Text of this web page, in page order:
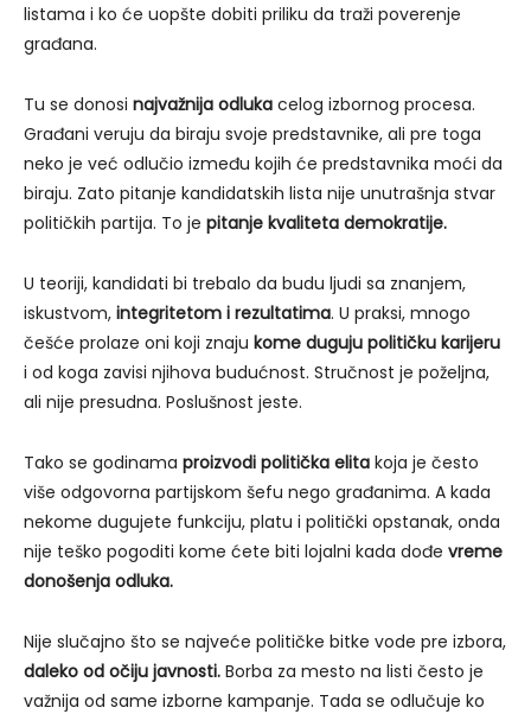
listama i ko će uopšte dobiti priliku da traži poverenje
građana.
Tu se donosi najvažnija odluka celog izbornog procesa.
Građani veruju da biraju svoje predstavnike, ali pre toga
neko je već odlučio između kojih će predstavnika moći da
biraju. Zato pitanje kandidatskih lista nije unutrašnja stvar
političkih partija. To je pitanje kvaliteta demokratije.
U teoriji, kandidati bi trebalo da budu ljudi sa znanjem,
iskustvom, integritetom i rezultatima. U praksi, mnogo
češće prolaze oni koji znaju kome duguju političku karijeru
i od koga zavisi njihova budućnost. Stručnost je poželjna,
ali nije presudna. Poslušnost jeste.
Tako se godinama proizvodi politička elita koja je često
više odgovorna partijskom šefu nego građanima. A kada
nekome dugujete funkciju, platu i politički opstanak, onda
nije teško pogoditi kome ćete biti lojalni kada dođe vreme
donošenja odluka.
Nije slučajno što se najveće političke bitke vode pre izbora,
daleko od očiju javnosti. Borba za mesto na listi često je
važnija od same izborne kampanje. Tada se odlučuje ko